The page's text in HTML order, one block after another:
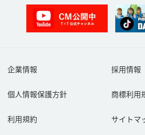
企業情報 採用情報
個人情報保護方針 商標利用
利用規約 サイトマ